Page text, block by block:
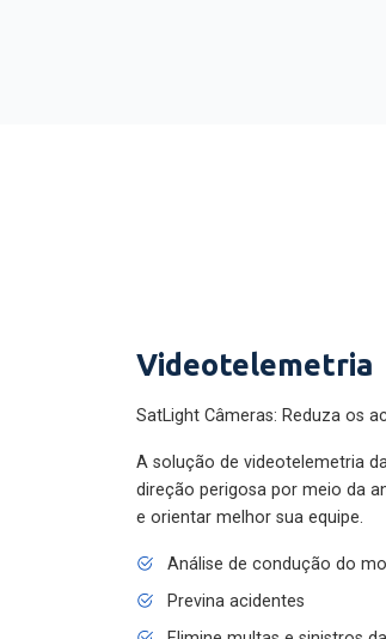
Videotelemetria
SatLight Câmeras: Reduza os
A solução de videotelemetria
direção perigosa por meio da
e orientar melhor sua equipe.
Análise de condução do
Previna acidentes
Elimine multas e sinistros